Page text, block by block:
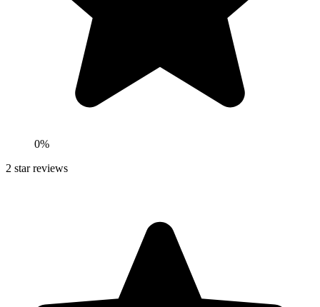
0%
2 star reviews